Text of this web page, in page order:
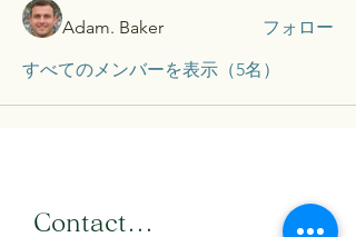
Adam. Baker
フォロー
すべてのメンバーを表示（5名）
​Contact...